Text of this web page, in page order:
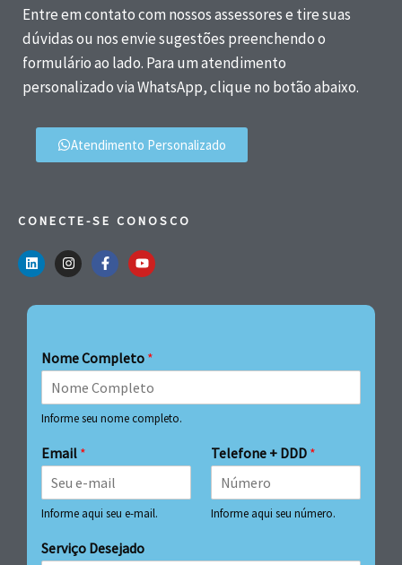
Entre em contato com nossos assessores e tire suas
dúvidas ou nos envie sugestões preenchendo o
formulário ao lado. Para um atendimento
personalizado via WhatsApp, clique no botão abaixo.
Atendimento Personalizado
CONECTE-SE CONOSCO
Nome Completo *
Informe seu nome completo.
Email *
Informe aqui seu e-mail.
Telefone + DDD *
Informe aqui seu número.
Serviço Desejado